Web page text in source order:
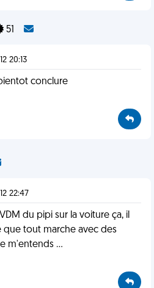
51
20:13
conclure
22:47
du pipi sur la voiture ça, il
que tout marche avec des
m'entends ...